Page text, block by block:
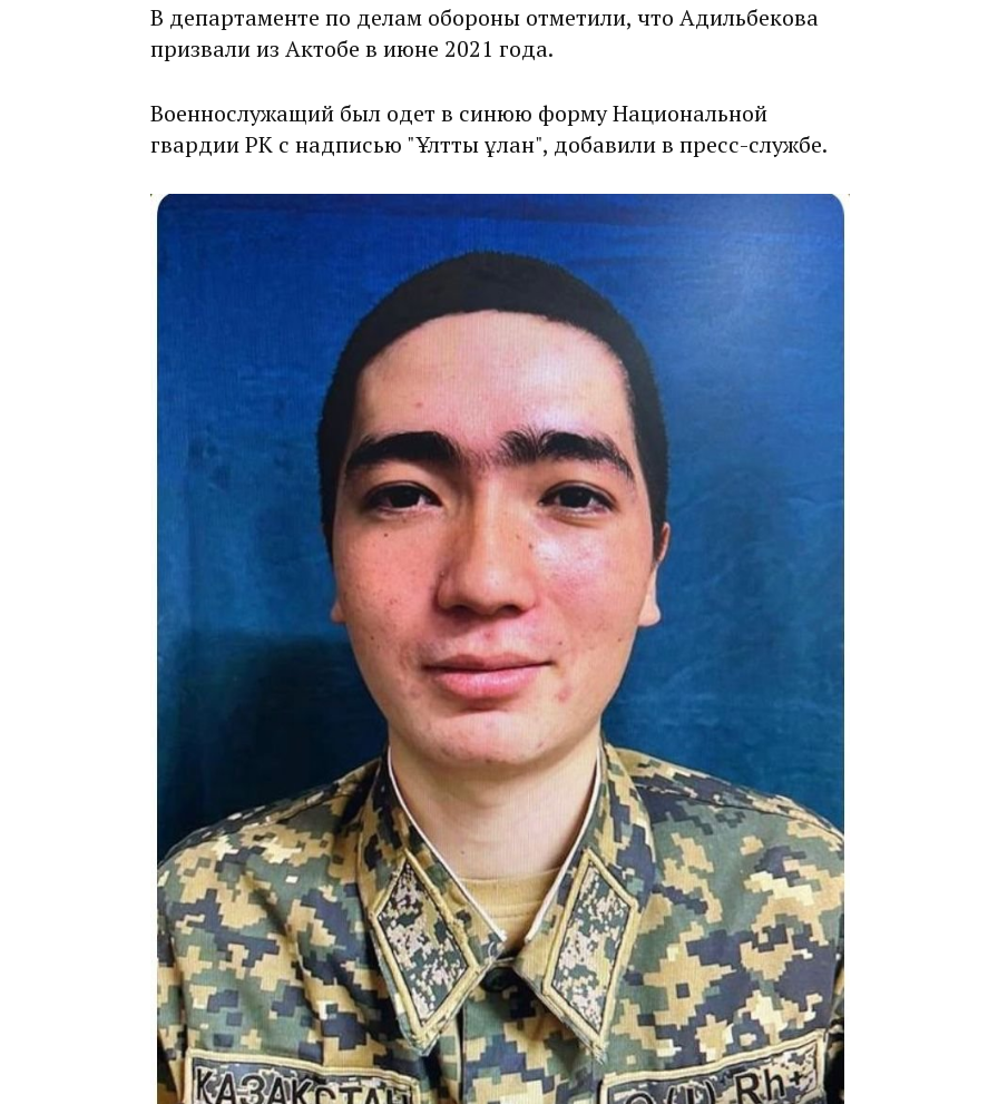
В департаменте по делам обороны отметили, что Адильбекова
призвали из Актобе в июне 2021 года.
Военнослужащий был одет в синюю форму Национальной
гвардии РК с надписью "Ұлттық ұлан", добавили в пресс-службе.